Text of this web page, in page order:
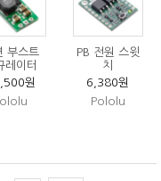
부스트
레이터
원
PB 전원 스윗
치
6,380원
Pololu